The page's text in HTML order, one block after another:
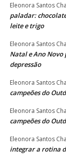
Eleonora Santos
paladar:
leite e trigo
Eleonora Santos
Natal e Ano
depressão
Eleonora Santos
campeões do
Eleonora Santos
campeões do
Eleonora Santos
integrar a rotina